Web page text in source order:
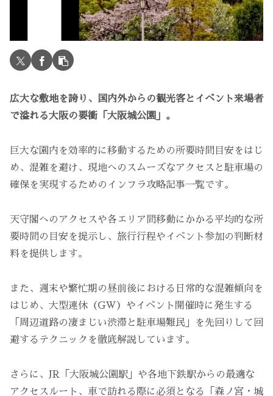
広大な敷地を誇り、国内外からの観光客とイベント来場者
で溢れる大阪の要衝「大阪城公園」。
巨大な園内を効率的に移動するための所要時間目安をはじ
め、混雑を避け、現地へのスムーズなアクセスと駐車場の
確保を実現するためのインフラ攻略記事一覧です。
天守閣へのアクセスや各エリア間移動にかかる平均的な所
要時間の目安を提示し、旅行行程やイベント参加の判断材
料を提供します。
また、週末や繁忙期の昼前後における日常的な混雑傾向を
はじめ、大型連休（GW）やイベント開催時に発生する
「周辺道路の凄まじい渋滞と駐車場難民」を先回りして回
避するテクニックを徹底解説しています。
さらに、JR「大阪城公園駅」や各地下鉄駅からの最適な
アクセスルート、車で訪れる際に必須となる「森ノ宮・城